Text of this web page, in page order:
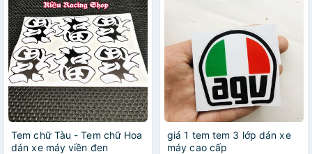
Tem chữ Tàu - Tem chữ Hoa
dán xe máy viền đen
giá 1 tem tem 3 lớp dán xe
máy cao cấp